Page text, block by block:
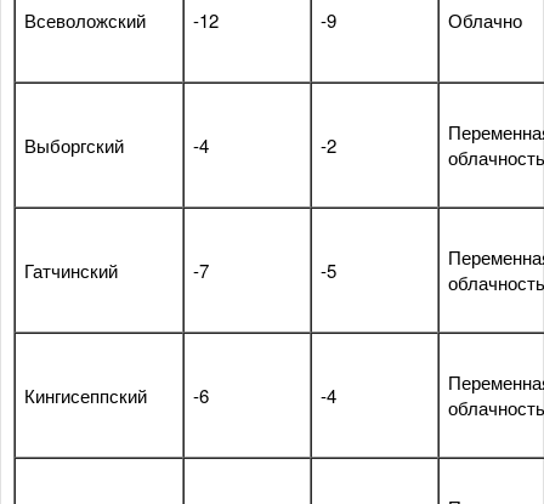
Всеволожский -12 -9 Облачно
Выборгский -4 -2
облачность
Гатчинский -7 -5
облачность
Кингисеппский -6 -4
облачность